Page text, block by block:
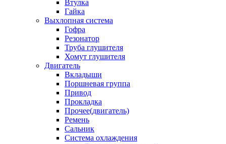
Втулка
Гайка
Выхлопная система
Гофра
Резонатор
Труба глушителя
Хомут глушителя
Двигатель
Вкладыши
Поршневая группа
Привод
Прокладка
Прочее(двигатель)
Ремень
Сальник
Система охлаждения